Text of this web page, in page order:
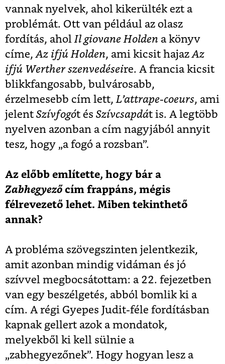
vannak nyelvek, ahol kikerülték ezt a
problémát. Ott van például az olasz
fordítás, ahol Il giovane Holden a könyv
címe, Az ifjú Holden, ami kicsit hajaz Az
ifjú Werther szenvedéseire. A francia kicsit
blikkfangosabb, bulvárosabb,
érzelmesebb cím lett, L’attrape-coeurs, ami
jelent Szívfogót és Szívcsapdát is. A legtöbb
nyelven azonban a cím nagyjából annyit
tesz, hogy „a fogó a rozsban”.
Az előbb említette, hogy bár a
Zabhegyező cím frappáns, mégis
félrevezető lehet. Miben tekinthető
annak?
A probléma szövegszinten jelentkezik,
amit azonban mindig vidáman és jó
szívvel megbocsátottam: a 22. fejezetben
van egy beszélgetés, abból bomlik ki a
cím. A régi Gyepes Judit-féle fordításban
kapnak gellert azok a mondatok,
melyekből ki kell sülnie a
„zabhegyezőnek”. Hogy hogyan lesz a